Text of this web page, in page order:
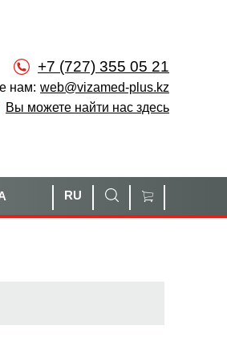
+7 (727) 355 05 21
нам: web@vizamed-plus.kz
Вы можете найти нас здесь
RU